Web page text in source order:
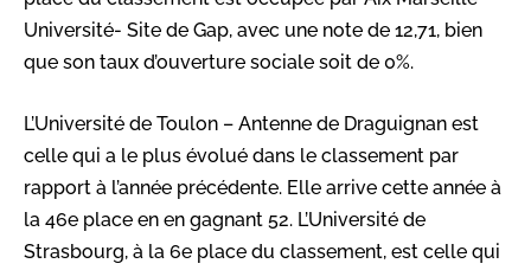
Université- Site de Gap, avec une note de 12,71, bien
que son taux d’ouverture sociale soit de 0%.
L’Université de Toulon – Antenne de Draguignan est
celle qui a le plus évolué dans le classement par
rapport à l’année précédente. Elle arrive cette année à
la 46e place en en gagnant 52. L’Université de
Strasbourg, à la 6e place du classement, est celle qui